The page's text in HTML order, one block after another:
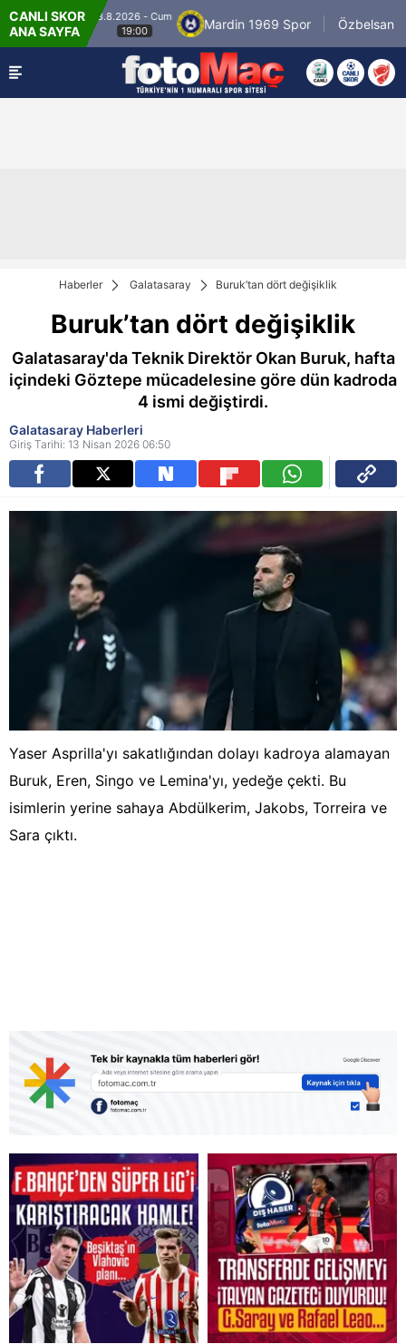
CANLI SKOR
ANA SAYFA
8.8.2026 - Cum
19:00
Mardin 1969 Spor Özbelsan
Haberler Galatasaray Buruk’tan dört değişiklik
Buruk’tan dört değişiklik
Galatasaray'da Teknik Direktör Okan Buruk, hafta
içindeki Göztepe mücadelesine göre dün kadroda
4 ismi değiştirdi.
Galatasaray Haberleri
Giriş Tarihi: 13 Nisan 2026 06:50
Yaser Asprilla'yı sakatlığından dolayı kadroya alamayan
Buruk, Eren, Singo ve Lemina'yı, yedeğe çekti. Bu
isimlerin yerine sahaya Abdülkerim, Jakobs, Torreira ve
Sara çıktı.